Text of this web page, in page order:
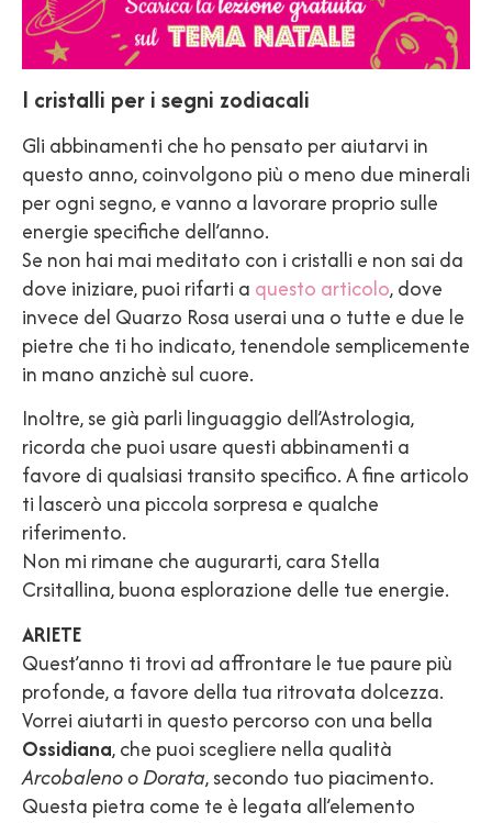
I cristalli per i segni zodiacali
Gli abbinamenti che ho pensato per aiutarvi in
questo anno, coinvolgono più o meno due minerali
per ogni segno, e vanno a lavorare proprio sulle
energie specifiche dell’anno.
Se non hai mai meditato con i cristalli e non sai da
dove iniziare, puoi rifarti a questo articolo, dove
invece del Quarzo Rosa userai una o tutte e due le
pietre che ti ho indicato, tenendole semplicemente
in mano anzichè sul cuore.
Inoltre, se già parli linguaggio dell’Astrologia,
ricorda che puoi usare questi abbinamenti a
favore di qualsiasi transito specifico. A fine articolo
ti lascerò una piccola sorpresa e qualche
riferimento.
Non mi rimane che augurarti, cara Stella
Crsitallina, buona esplorazione delle tue energie.
ARIETE
Quest’anno ti trovi ad affrontare le tue paure più
profonde, a favore della tua ritrovata dolcezza.
Vorrei aiutarti in questo percorso con una bella
Ossidiana, che puoi scegliere nella qualità
Arcobaleno o Dorata, secondo tuo piacimento.
Questa pietra come te è legata all’elemento